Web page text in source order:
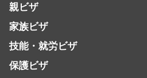
親ビザ
家族ビザ
技能・就労ビザ
保護ビザ